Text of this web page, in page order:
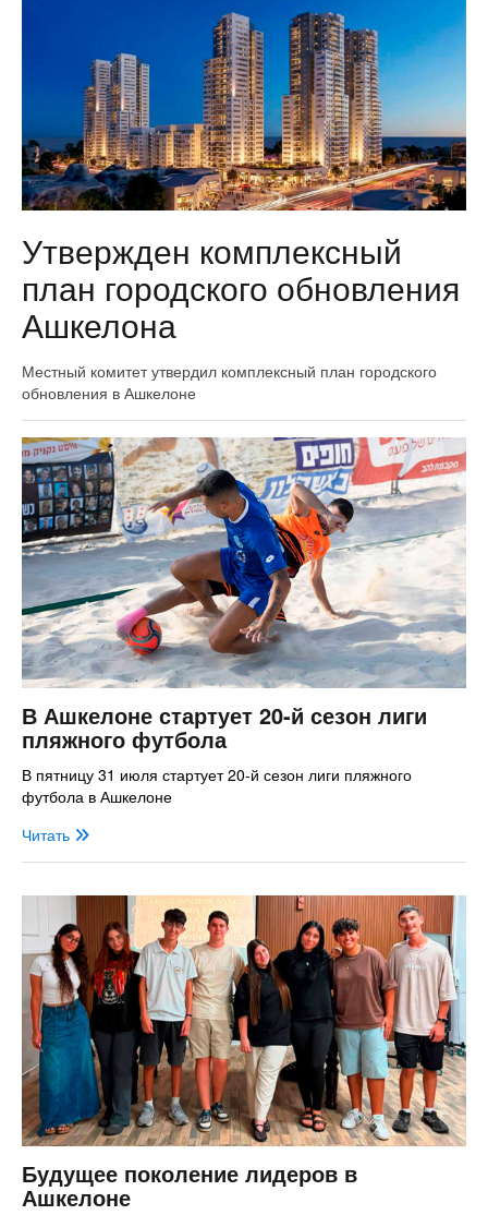
Утвержден комплексный
план городского обновления
Ашкелона
Местный комитет утвердил комплексный план городского
обновления в Ашкелоне
В Ашкелоне стартует 20-й сезон лиги
пляжного футбола
В пятницу 31 июля стартует 20-й сезон лиги пляжного
футбола в Ашкелоне
Читать
Будущее поколение лидеров в
Ашкелоне